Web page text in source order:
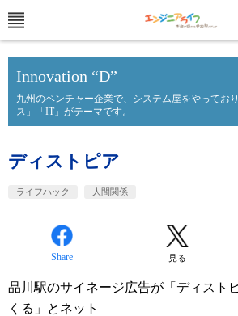
Innovation “D”
九州のベンチャー企業で、システム屋をやってお
ス」「IT」がテーマです。
ディストピア
ライフハック 人間関係
Share 見る
品川駅のサイネージ広告が「ディスト
くる」とネット